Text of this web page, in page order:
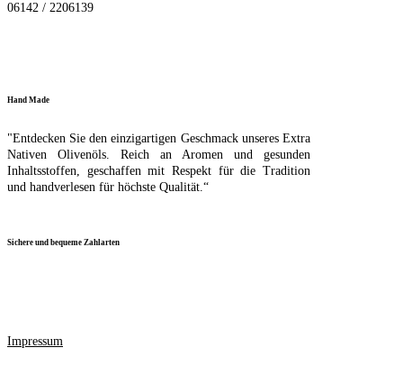
06142 / 2206139
Hand Made
"Entdecken Sie den einzigartigen Geschmack unseres Extra
Nativen Olivenöls. Reich an Aromen und gesunden
Inhaltsstoffen, geschaffen mit Respekt für die Tradition
und handverlesen für höchste Qualität.“
Sichere und bequeme Zahlarten
Impressum